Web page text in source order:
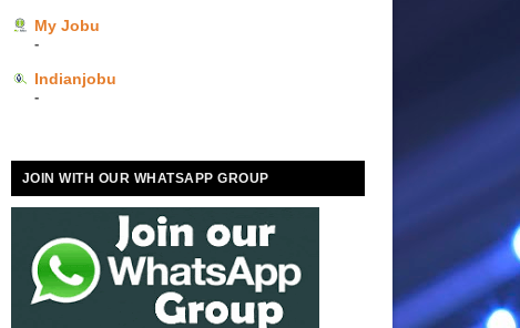
My Jobu
-
Indianjobu
-
JOIN WITH OUR WHATSAPP GROUP